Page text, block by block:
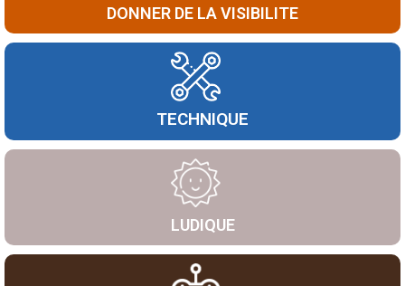
DONNER DE LA VISIBILITE
TECHNIQUE
LUDIQUE